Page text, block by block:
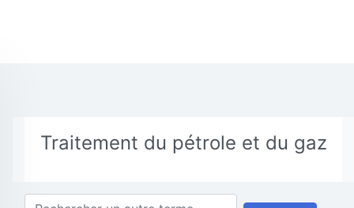
Traitement du pétrole et du gaz